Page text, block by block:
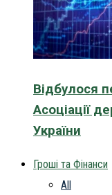
Відбулося
Асоціації
України
Гроші та Фінанси
All